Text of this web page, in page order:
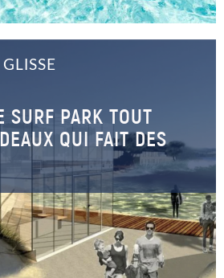
GLISSE
SURF PARK TOUT
QUI FAIT DES